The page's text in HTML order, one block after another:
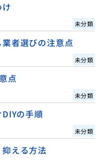
未分類
業者選びの注意点
未分類
点
未分類
の手順
未分類
える方法